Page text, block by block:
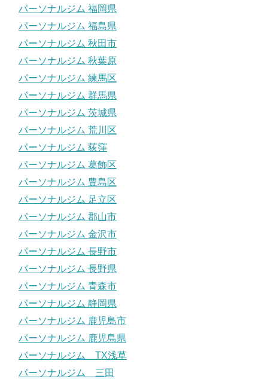
パーソナルジム 福岡県
パーソナルジム 福島県
パーソナルジム 秋田市
パーソナルジム 秋葉原
パーソナルジム 練馬区
パーソナルジム 群馬県
パーソナルジム 茨城県
パーソナルジム 荒川区
パーソナルジム 荻窪
パーソナルジム 葛飾区
パーソナルジム 豊島区
パーソナルジム 足立区
パーソナルジム 郡山市
パーソナルジム 金沢市
パーソナルジム 長野市
パーソナルジム 長野県
パーソナルジム 青森市
パーソナルジム 静岡県
パーソナルジム 鹿児島市
パーソナルジム 鹿児島県
パーソナルジム TX浅草
パーソナルジム 三田